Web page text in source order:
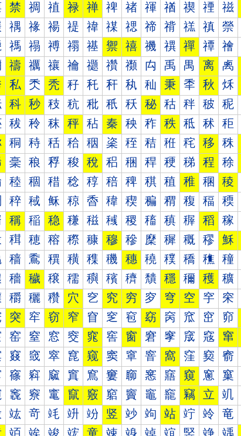
禁 禂 禃 禄 禅 禆 禇 禈 禉 禊 禋 禌
禑 禒 禓 禔 禕 禖 禗 禘 禙 禚 禛 禜
禡 禢 禣 禤 禥 禦 禧 禨 禩 禪 禫 禬
禱 禲 禳 禴 禵 禶 禷 禸 禹 禺 离 禼
私 秂 秃 秄 秅 秆 秇 秈 秉 秊 秋 秌
科 秒 秓 秔 秕 秖 秗 秘 秙 秚 秛 秜
秡 秢 秣 秤 秥 秦 秧 秨 秩 秪 秫 秬
秱 秲 秳 秴 秵 秶 秷 秸 秹 秺 移 秼
稁 稂 稃 稄 稅 稆 稇 稈 稉 稊 程 稌
稑 稒 稓 稔 稕 稖 稗 稘 稙 稚 稛 稜
稡 稢 稣 稤 稥 稦 稧 稨 稩 稪 稫 稬
稱 稲 稳 稴 稵 稶 稷 稸 稹 稺 稻 稼
穁 穂 穃 穄 穅 穆 穇 穈 穉 穊 穋 穌
穑 穒 穓 穔 穕 穖 穗 穘 穙 穚 穛 穜
穡 穢 穣 穤 穥 穦 穧 穨 穩 穪 穫 穬
穱 穲 穳 穴 穵 究 穷 穸 穹 空 穻 穼
突 窂 窃 窄 窅 窆 窇 窈 窉 窊 窋 窌
窑 窒 窓 窔 窕 窖 窗 窘 窙 窚 窛 窜
窡 窢 窣 窤 窥 窦 窧 窨 窩 窪 窫 窬
窱 窲 窳 窴 窵 窶 窷 窸 窹 窺 窻 窼
竁 竂 竃 竄 竅 竆 竇 竈 竉 竊 立 竌
竑 竒 竓 竔 竕 竖 竗 竘 站 竚 竛 竜
竡 竢 竣 竤 童 竦 竧 竨 竩 竪 竫 竬